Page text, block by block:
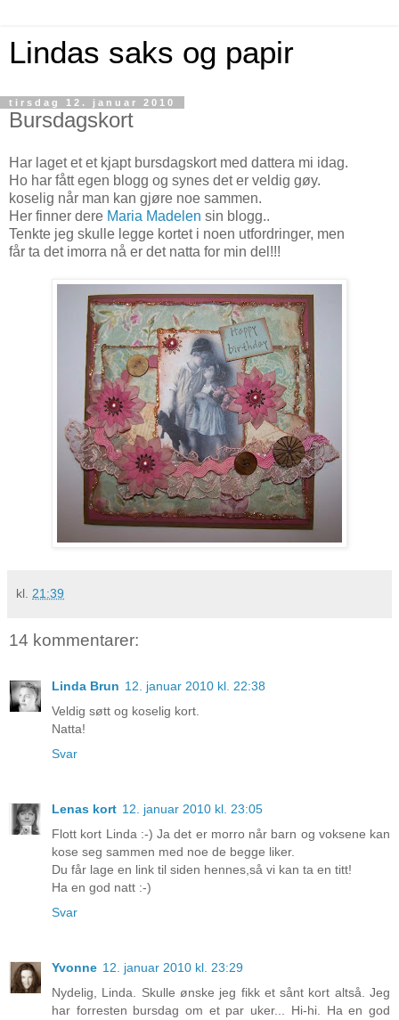
Lindas saks og papir
tirsdag 12. januar 2010
Bursdagskort
Har laget et et kjapt bursdagskort med dattera mi idag.
Ho har fått egen blogg og synes det er veldig gøy.
koselig når man kan gjøre noe sammen.
Her finner dere Maria Madelen sin blogg..
Tenkte jeg skulle legge kortet i noen utfordringer, men
får ta det imorra nå er det natta for min del!!!
kl. 21:39
14 kommentarer:
Linda Brun 12. januar 2010 kl. 22:38
Veldig søtt og koselig kort.
Natta!
Svar
Lenas kort 12. januar 2010 kl. 23:05
Flott kort Linda :-) Ja det er morro når barn og voksene kan
kose seg sammen med noe de begge liker.
Du får lage en link til siden hennes,så vi kan ta en titt!
Ha en god natt :-)
Svar
Yvonne 12. januar 2010 kl. 23:29
Nydelig, Linda. Skulle ønske jeg fikk et sånt kort altså. Jeg
har forresten bursdag om et par uker... Hi-hi. Ha en god